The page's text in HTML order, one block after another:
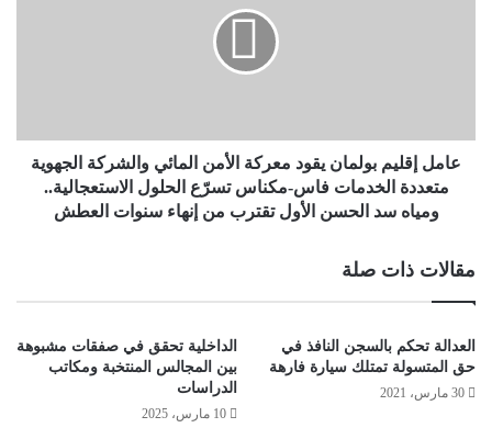
عامل إقليم بولمان يقود معركة الأمن المائي والشركة الجهوية
متعددة الخدمات فاس-مكناس تسرّع الحلول الاستعجالية..
ومياه سد الحسن الأول تقترب من إنهاء سنوات العطش
مقالات ذات صلة
العدالة تحكم بالسجن النافذ في
حق المتسولة تمتلك سيارة فارهة
30 مارس، 2021
الداخلية تحقق في صفقات مشبوهة
بين المجالس المنتخبة ومكاتب
الدراسات
10 مارس، 2025